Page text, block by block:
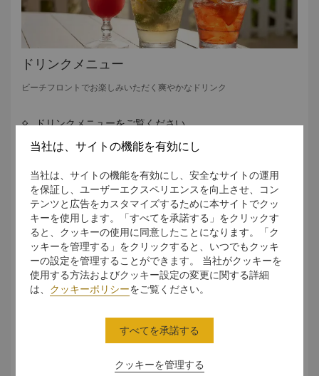
ドリンクメニュー
ビーチフロントでお楽しみいただく爽やかなドリンク
ドリンクメニューをご覧ください
薄い生地の特製ピザ、パスタ、昔ながらイタリア料理など
フードメニューをご覧ください
当社は、サイトの機能を有効にし
当社は、サイトの機能を有効にし、安全なサイトの運用
を保証し、ユーザーエクスペリエンスを向上させ、コン
テンツと広告をカスタマイズするために本サイトでクッ
キーを使用します。「すべてを承諾する」をクリックす
ると、クッキーの使用に同意したことになります。「ク
ッキーを管理する」をクリックすると、いつでもクッキ
ーの設定を管理することができます。 当社がクッキーを
使用する方法およびクッキー設定の変更に関する詳細
は、 クッキーポリシーをご覧ください。
クッキーを管理する
すべてを承諾する